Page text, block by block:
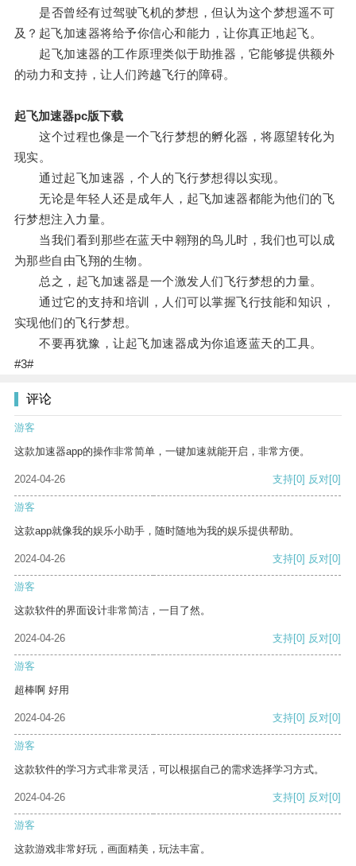
是否曾经有过驾驶飞机的梦想，但认为这个梦想遥不可
及？起飞加速器将给予你信心和能力，让你真正地起飞。
起飞加速器的工作原理类似于助推器，它能够提供额外
的动力和支持，让人们跨越飞行的障碍。
起飞加速器pc版下载
这个过程也像是一个飞行梦想的孵化器，将愿望转化为
现实。
通过起飞加速器，个人的飞行梦想得以实现。
无论是年轻人还是成年人，起飞加速器都能为他们的飞
行梦想注入力量。
当我们看到那些在蓝天中翱翔的鸟儿时，我们也可以成
为那些自由飞翔的生物。
总之，起飞加速器是一个激发人们飞行梦想的力量。
通过它的支持和培训，人们可以掌握飞行技能和知识，
实现他们的飞行梦想。
不要再犹豫，让起飞加速器成为你追逐蓝天的工具。
#3#
评论
游客
这款加速器app的操作非常简单，一键加速就能开启，非常方便。
2024-04-26 支持[0] 反对[0]
游客
这款app就像我的娱乐小助手，随时随地为我的娱乐提供帮助。
2024-04-26 支持[0] 反对[0]
游客
这款软件的界面设计非常简洁，一目了然。
2024-04-26 支持[0] 反对[0]
游客
超棒啊 好用
2024-04-26 支持[0] 反对[0]
游客
这款软件的学习方式非常灵活，可以根据自己的需求选择学习方式。
2024-04-26 支持[0] 反对[0]
游客
这款游戏非常好玩，画面精美，玩法丰富。